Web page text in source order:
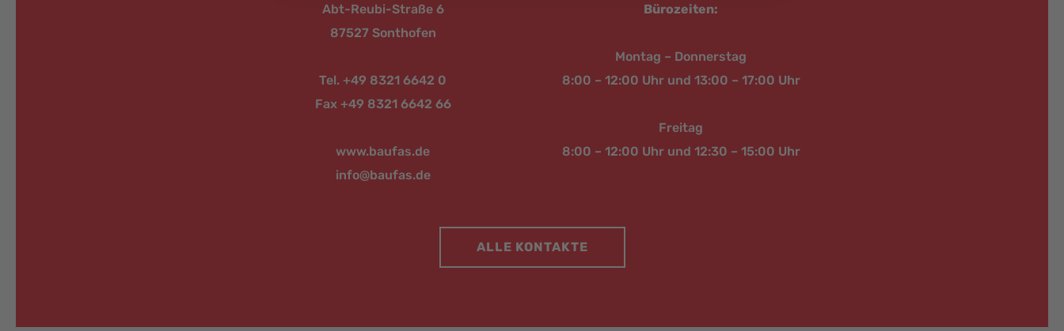
Abt-Reubi-Straße 6
87527 Sonthofen
Tel. +49 8321 6642 0
Fax +49 8321 6642 66
www.baufas.de
info@baufas.de
Bürozeiten:
Montag – Donnerstag
8:00 – 12:00 Uhr und 13:00 – 17:00 Uhr
Freitag
8:00 – 12:00 Uhr und 12:30 – 15:00 Uhr
ALLE KONTAKTE